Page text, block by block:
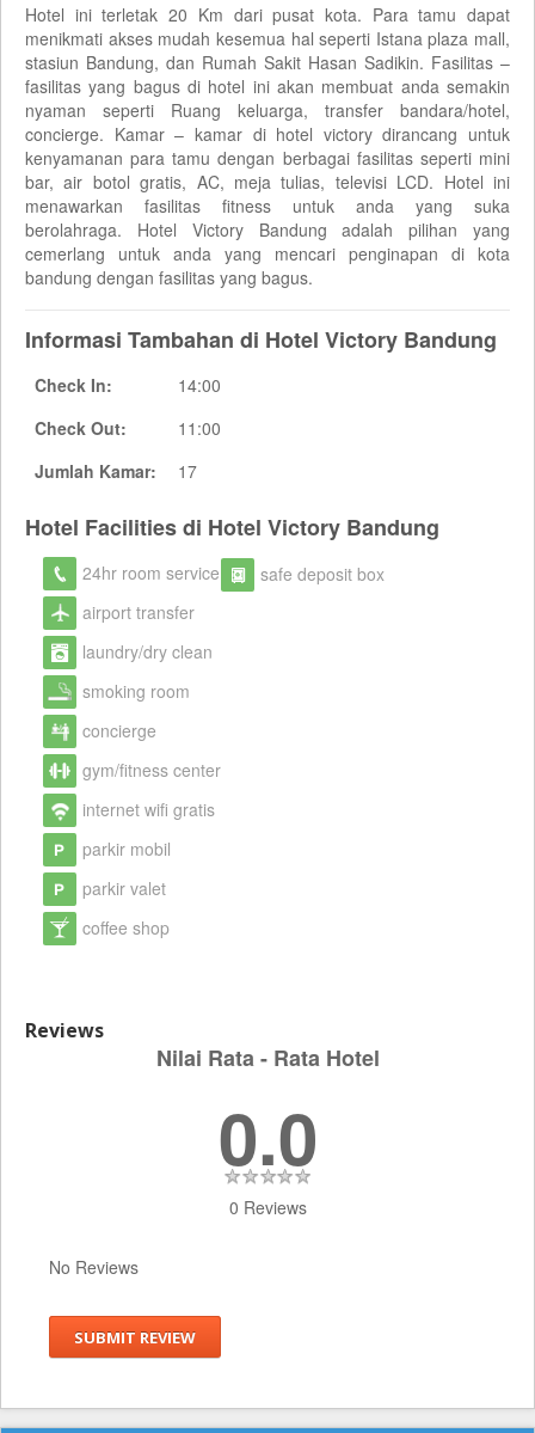
Hotel ini terletak 20 Km dari pusat kota. Para tamu dapat
menikmati akses mudah kesemua hal seperti Istana plaza mall,
stasiun Bandung, dan Rumah Sakit Hasan Sadikin. Fasilitas –
fasilitas yang bagus di hotel ini akan membuat anda semakin
nyaman seperti Ruang keluarga, transfer bandara/hotel,
concierge. Kamar – kamar di hotel victory dirancang untuk
kenyamanan para tamu dengan berbagai fasilitas seperti mini
bar, air botol gratis, AC, meja tulias, televisi LCD. Hotel ini
menawarkan fasilitas fitness untuk anda yang suka
berolahraga. Hotel Victory Bandung adalah pilihan yang
cemerlang untuk anda yang mencari penginapan di kota
bandung dengan fasilitas yang bagus.
Informasi Tambahan di Hotel Victory Bandung
Check In:
14:00
Check Out:
11:00
Jumlah Kamar:
17
Hotel Facilities di Hotel Victory Bandung
24hr room service
airport transfer
laundry/dry clean
smoking room
concierge
gym/fitness center
internet wifi gratis
parkir mobil
parkir valet
coffee shop
safe deposit box
Reviews
Nilai Rata - Rata Hotel
0.0
0 Reviews
No Reviews
SUBMIT REVIEW